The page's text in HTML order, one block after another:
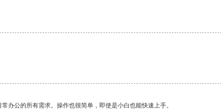
办公的所有需求。操作也很简单，即使是小白也能快速上手。